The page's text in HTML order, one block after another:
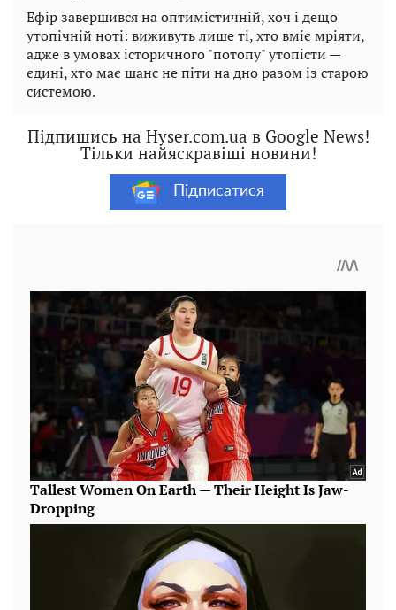
Ефір завершився на оптимістичній, хоч і дещо
утопічній ноті: виживуть лише ті, хто вміє мріяти,
адже в умовах історичного "потопу" утопісти —
єдині, хто має шанс не піти на дно разом із старою
системою.
Підпишись на Hyser.com.ua в Google News!
Тільки найяскравіші новини!
Підписатися